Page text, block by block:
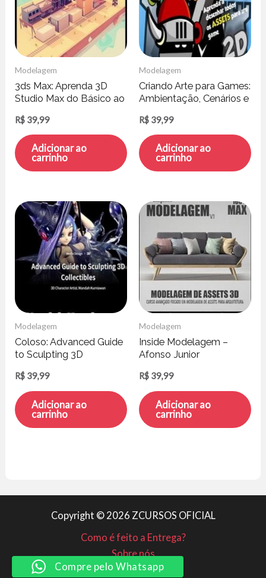
Modelagem
3ds Max: Aprenda 3D
Studio Max do Básico ao
Andrade
R$ 39,99
Adicionar ao
carrinho
Modelagem
Criando Arte para Games:
Ambientação, Cenários e
R$ 39,99
Adicionar ao
carrinho
Modelagem
Coloso: Advanced Guide
to Sculpting 3D
Kurniawan
R$ 39,99
Adicionar ao
carrinho
Modelagem
Inside Modelagem –
Afonso Junior
R$ 39,99
Adicionar ao
carrinho
Copyright © 2026 ZCURSOS OFICIAL
Como é feito a Entrega?
Sobre nós
Minha conta
Compre pelo Whatsapp